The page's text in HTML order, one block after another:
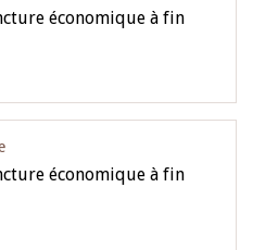
économique à fin
économique à fin